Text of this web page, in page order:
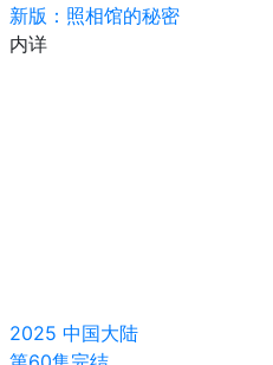
新版：照相馆的秘密
内详
2025 中国大陆